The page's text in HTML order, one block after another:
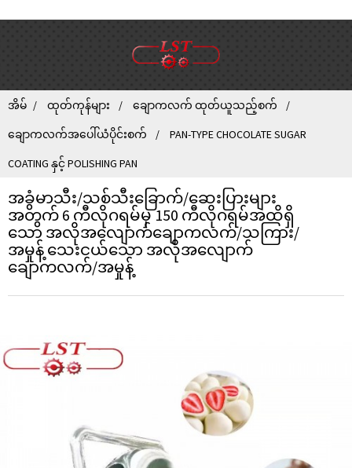
အိမ် ထုတ်ကုန်များ ချောကလက် ထုတ်ယူသည့်စက်
ချောကလက်အပေါ်ယံပိုင်းစက် PAN-TYPE CHOCOLATE SUGAR
COATING နှင့် POLISHING PAN
အခွံမာသီး/သစ်သီးခြောက်/ဆေးပြားများ
အတွက် 6 ကီလိုဂရမ်မှ 150 ကီလိုဂရမ်အထိရှိ
သော အလိုအလျောက်ချောကလက်/သကြား/
အမှုန့် သေးငယ်သော အလိုအလျောက်
ချောကလက်/အမှုန့်